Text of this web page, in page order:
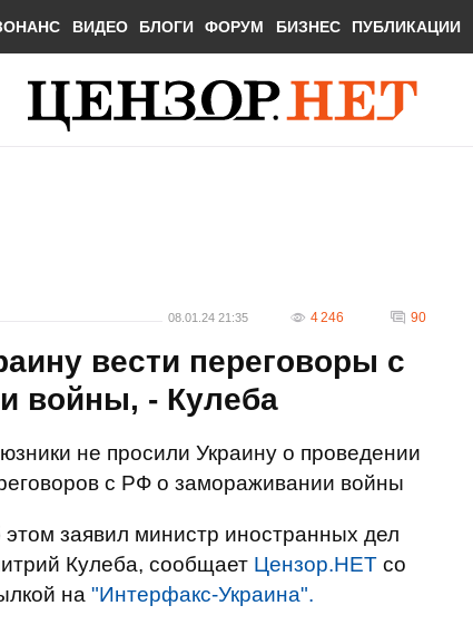
ВИДЕО БЛОГИ ФОРУМ БИЗНЕС ПУБЛИКАЦИИ
08.01.24 21:35 4 246 90
вести переговоры с
войны, - Кулеба
не просили Украину о проведении
с РФ о замораживании войны
заявил министр иностранных дел
Кулеба, сообщает Цензор.НЕТ со
на "Интерфакс-Украина".